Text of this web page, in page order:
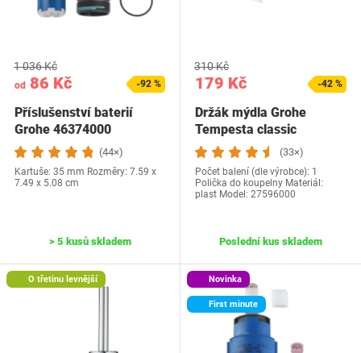
od 86 Kč
1 036 Kč
-92 %
Příslušenství baterií
Grohe 46374000
(44×)
Kartuše: 35 mm Rozměry: ‎7.59 x
7.49 x 5.08 cm
> 5 kusů skladem
179 Kč
310 Kč
-42 %
Držák mýdla Grohe
Tempesta classic
(33×)
Počet balení (dle výrobce): 1
Polička do koupelny Materiál:
plast Model: 27596000
Poslední kus skladem
O třetinu levnější Novinka
First minute